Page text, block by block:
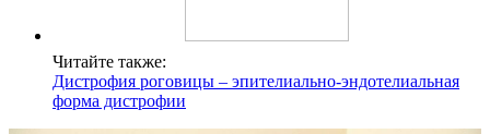
Читайте также:
Дистрофия роговицы – эпителиально-эндотелиальная
форма дистрофии